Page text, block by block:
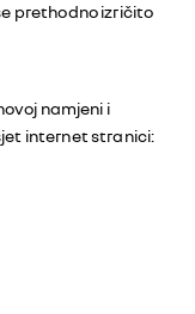
prethodno izričito
namjeni i
internet stranici: